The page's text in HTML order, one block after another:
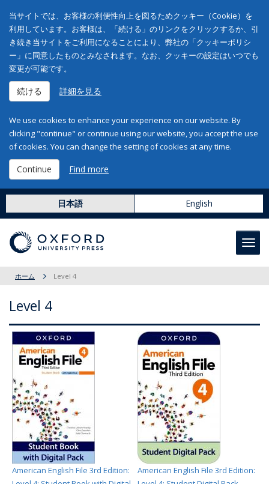
当サイトでは、お客様の利便性向上を図るためクッキー（Cookie）を
利用しています。お客様は、「続ける」のリンクをクリックするか、引
き続き当サイトをご利用になることにより、弊社の「クッキーポリシ
ー」に同意したものとみなされます。なお、クッキーの設定はいつでも
変更が可能です。
続ける 詳細を見る
We use cookies to enhance your experience on our website. By
clicking "continue" or continue using our website, you accept the use
of cookies. You can change the setting of cookies at any time.
Continue Find more
日本語 English
ホーム Level 4
Level 4
American English File 3rd Edition:
American English File 3rd Edition: